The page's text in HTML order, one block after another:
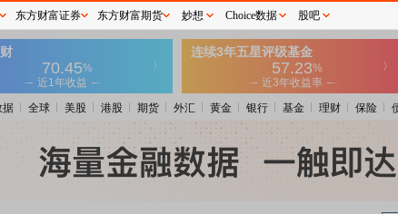
据 全球 美股 港股 期货 外汇 黄金 银行 基金 理财 保险
东方财富证券 东方财富期货 妙想 Choice数据 股吧